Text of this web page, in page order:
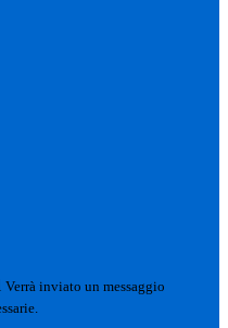
Verrà inviato un messaggio